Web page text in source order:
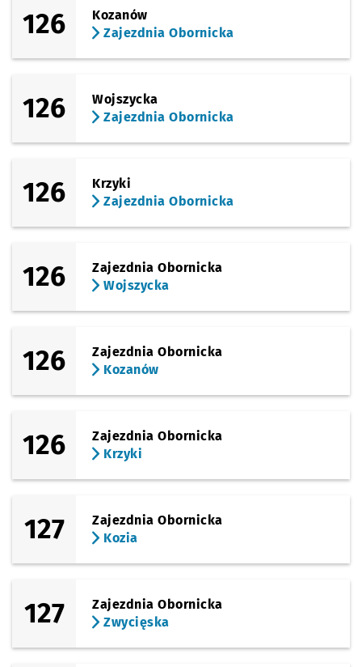
126
Kozanów
Zajezdnia Obornicka
126
Wojszycka
Zajezdnia Obornicka
126
Krzyki
Zajezdnia Obornicka
126
Zajezdnia Obornicka
Wojszycka
126
Zajezdnia Obornicka
Kozanów
126
Zajezdnia Obornicka
Krzyki
127
Zajezdnia Obornicka
Kozia
127
Zajezdnia Obornicka
Zwycięska